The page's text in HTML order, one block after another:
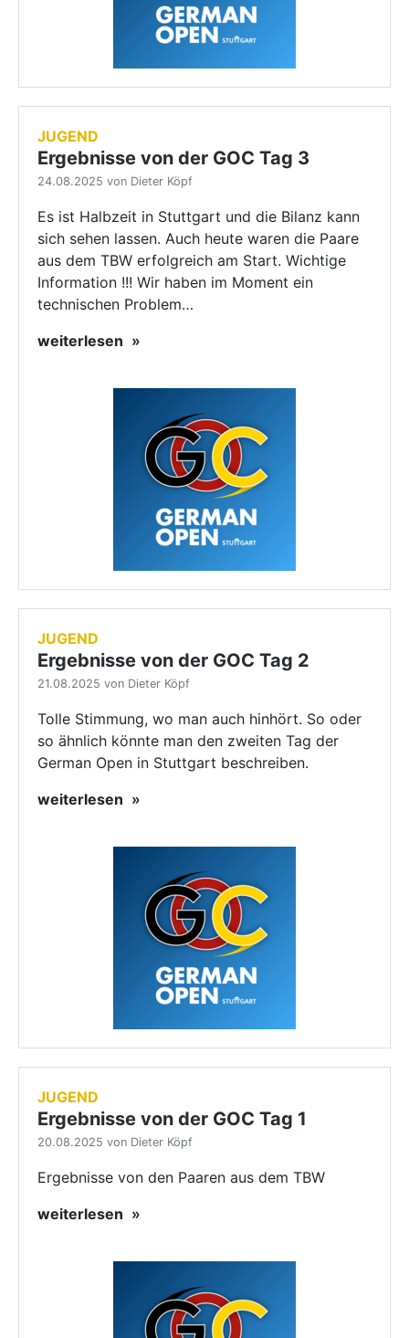
JUGEND
Ergebnisse von der GOC Tag 3
24.08.2025 von Dieter Köpf
Es ist Halbzeit in Stuttgart und die Bilanz kann
sich sehen lassen. Auch heute waren die Paare
aus dem TBW erfolgreich am Start. Wichtige
Information !!! Wir haben im Moment ein
technischen Problem…
weiterlesen
JUGEND
Ergebnisse von der GOC Tag 2
21.08.2025 von Dieter Köpf
Tolle Stimmung, wo man auch hinhört. So oder
so ähnlich könnte man den zweiten Tag der
German Open in Stuttgart beschreiben.
weiterlesen
JUGEND
Ergebnisse von der GOC Tag 1
20.08.2025 von Dieter Köpf
Ergebnisse von den Paaren aus dem TBW
weiterlesen